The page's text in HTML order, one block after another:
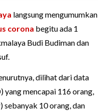
langsung mengumumkan
corona begitu ada 1
Budi Budiman dan
dilihat dari data
yang mencapai 116 orang,
sebanyak 10 orang, dan